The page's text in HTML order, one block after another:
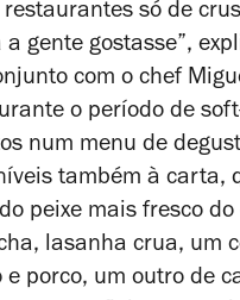
só de
gente gostasse”,
com o chef
o período de
num menu de
também à carta,
peixe mais fresco
lasanha crua, um
porco, um outro de